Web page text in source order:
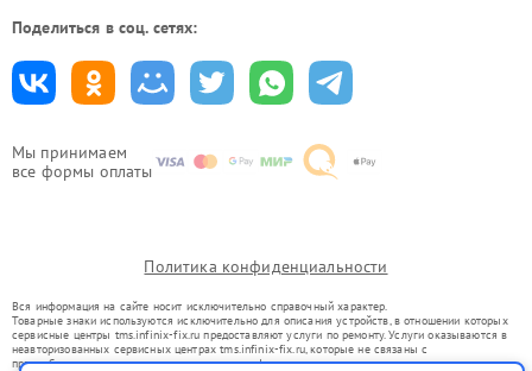
Мы принимаем
все формы оплаты
Поделиться в соц. сетях:
Политика конфиденциальности
Вся информация на сайте носит исключительно справочный характер.
Товарные знаки используются исключительно для описания устройств, в отношении которых
сервисные центры tms.infinix-fix.ru предоставляют услуги по ремонту. Услуги оказываются в
неавторизованных сервисных центрах tms.infinix-fix.ru, которые не связаны с
правообладателями товарных знаков или их официальными представителями.